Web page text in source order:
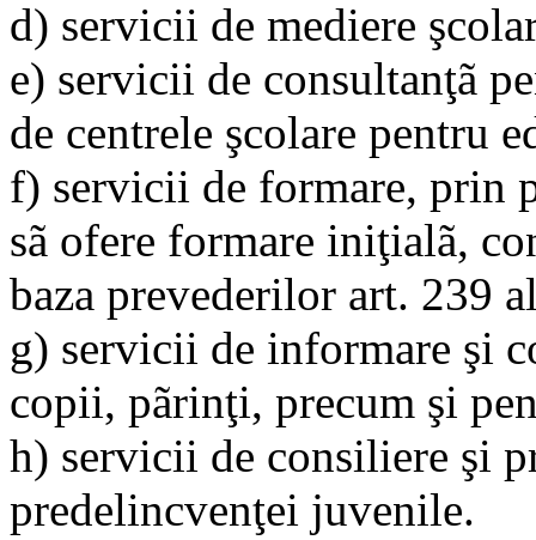
d) servicii de mediere
e) servicii de consultanţã
de centrele şcolare pentru
f) servicii de formare, prin
sã ofere formare iniţialã,
baza prevederilor art. 239
g) servicii de informare şi
copii, pãrinţi, precum şi
h) servicii de consiliere şi
predelincvenţei juvenile.